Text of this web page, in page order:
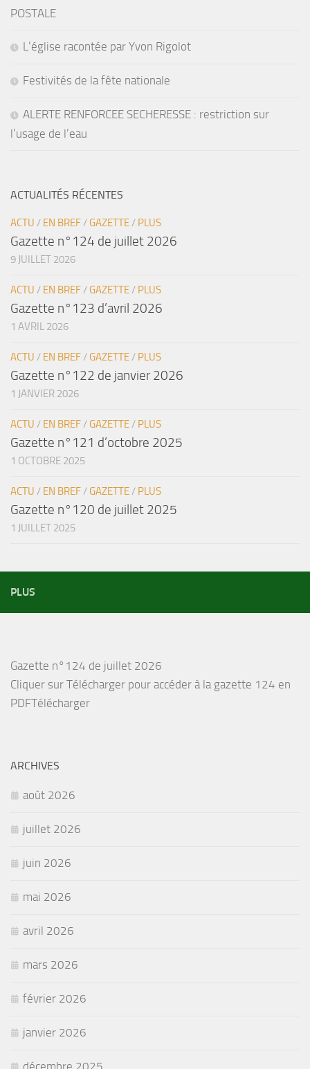
POSTALE
L’église racontée par Yvon Rigolot
Festivités de la fête nationale
ALERTE RENFORCEE SECHERESSE : restriction sur
l’usage de l’eau
ACTUALITÉS RÉCENTES
ACTU / EN BREF/GAZETTE/ PLUS
Gazette n°124 de juillet 2026
9 JUILLET 2026
ACTU / EN BREF/GAZETTE/ PLUS
Gazette n°123 d’avril 2026
1 AVRIL 2026
ACTU / EN BREF/GAZETTE/ PLUS
Gazette n°122 de janvier 2026
1 JANVIER 2026
ACTU / EN BREF/GAZETTE/ PLUS
Gazette n°121 d’octobre 2025
1 OCTOBRE 2025
ACTU / EN BREF/GAZETTE/ PLUS
Gazette n°120 de juillet 2025
1 JUILLET 2025
PLUS
Gazette n°124 de juillet 2026
Cliquer sur Télécharger pour accéder à la gazette 124 en
PDFTélécharger
ARCHIVES
août 2026
juillet 2026
juin 2026
mai 2026
avril 2026
mars 2026
février 2026
janvier 2026